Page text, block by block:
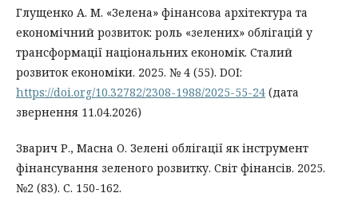
Глущенко А. М. «Зелена» фінансова архітектура та
економічний розвиток: роль «зелених» облігацій у
трансформації національних економік. Сталий
розвиток економіки. 2025. № 4 (55). DOI:
https://doi.org/10.32782/2308-1988/2025-55-24 (дата
звернення 11.04.2026)
Зварич Р., Масна О. Зелені облігації як інструмент
фінансування зеленого розвитку. Світ фінансів. 2025.
№2 (83). С. 150-162.